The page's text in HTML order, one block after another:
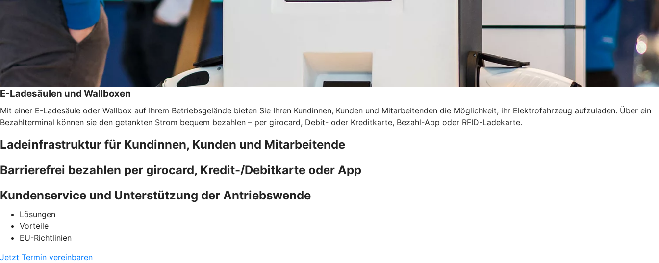
E-Ladesäulen und Wallboxen
Mit einer E-Ladesäule oder Wallbox auf Ihrem Betriebsgelände bieten Sie Ihren Kundinnen, Kunden und Mitarbeitenden die Möglichkeit, ihr Elektrofahrzeug aufzuladen. Über ein
Bezahlterminal können sie den getankten Strom bequem bezahlen – per girocard, Debit- oder Kreditkarte, Bezahl-App oder RFID-Ladekarte.
Ladeinfrastruktur für Kundinnen, Kunden und Mitarbeitende
Barrierefrei bezahlen per girocard, Kredit-/Debitkarte oder App
Kundenservice und Unterstützung der Antriebswende
Lösungen
Vorteile
EU-Richtlinien
Jetzt Termin vereinbaren